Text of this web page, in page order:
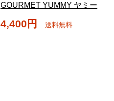
GOURMET YUMMY ヤミー
4,400円 送料無料